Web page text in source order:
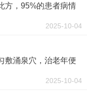
方，95%的患者病情
2025-10-04
敷涌泉穴，治老年便
2025-10-04